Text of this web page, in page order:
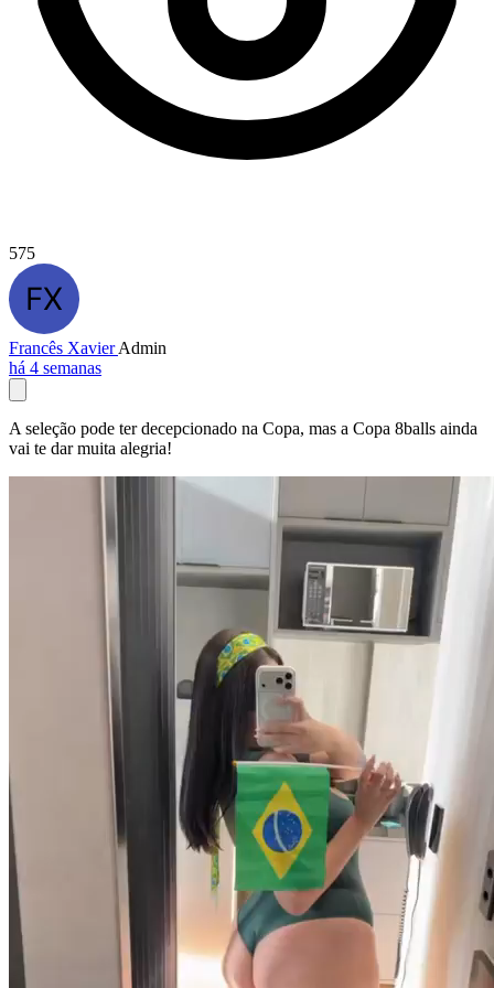
575
Francês XavierAdmin
há 4 semanas
A seleção pode ter decepcionado na Copa, mas a Copa 8balls ainda
vai te dar muita alegria!